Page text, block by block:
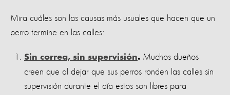
Mira cuáles son las causas más usuales que hacen que un
perro termine en las calles:
Sin correa, sin supervisión. Muchos dueños
creen que al dejar que sus perros ronden las calles sin
supervisión durante el día estos son libres para